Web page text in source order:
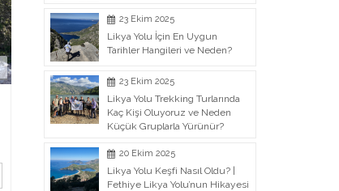
23 Ekim 2025
Likya Yolu İçin En Uygun
Tarihler Hangileri ve Neden?
23 Ekim 2025
Likya Yolu Trekking Turlarında
Kaç Kişi Oluyoruz ve Neden
Küçük Gruplarla Yürünür?
20 Ekim 2025
Likya Yolu Keşfi Nasıl Oldu? |
Fethiye Likya Yolu’nun Hikayesi